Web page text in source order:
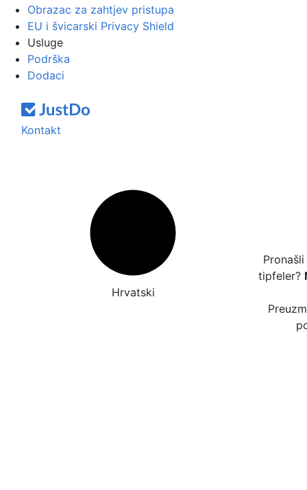
Obrazac za zahtjev pristupa
EU i švicarski Privacy Shield
Usluge
Podrška
Dodaci
Kontakt
Hrvatski
tipfeler?